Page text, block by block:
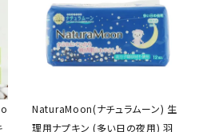
NaturaMoon(ナチュラムーン) 生
理用ナプキン (多い日の夜用) 羽